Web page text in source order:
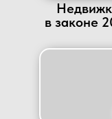
в законе